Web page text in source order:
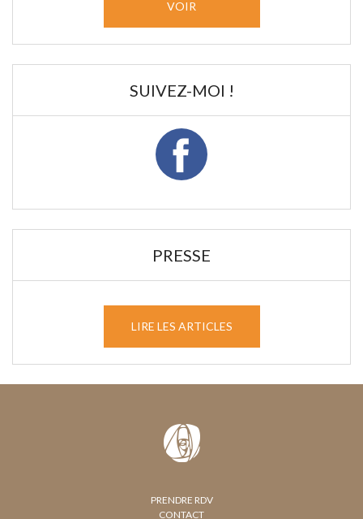
VOIR
SUIVEZ-MOI !
PRESSE
LIRE LES ARTICLES
PRENDRE RDV
CONTACT